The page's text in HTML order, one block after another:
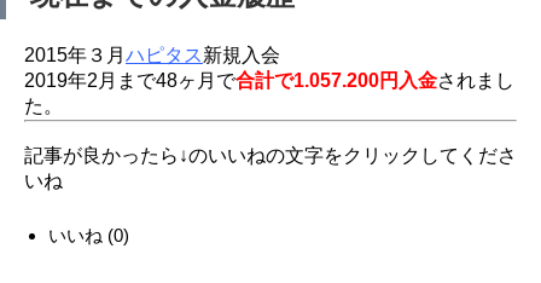
2015年３月 ハピタス新規入会
2019年2月まで48ヶ月で合計で1.057.200円入金されまし
た。
記事が良かったら↓のいいねの文字をクリックしてくださ
いね
いいね (0)